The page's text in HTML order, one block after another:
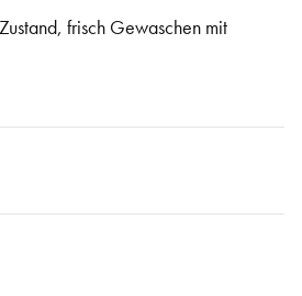
frisch Gewaschen mit